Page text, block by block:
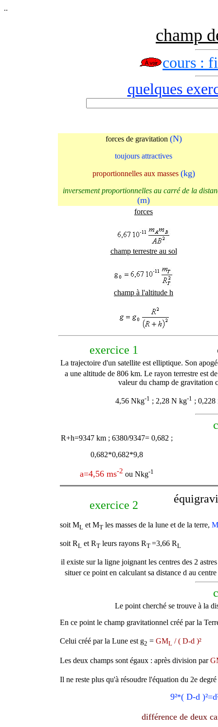
..
champ
cours :
quelques
forces de gravitation (N)
toujours attractives
proportionnelles aux masses (kg)
inversement proportionnelles au carré de la
(m)
forces
champ terrestre au sol
champ à l'altitude h
exercice 1
La trajectoire d'un satellite est elliptique. Son
a une altitude de 806 km. Le rayon terrestre est
valeur du champ de gravitation
4,56 Nkg-1 ; 2,28 N kg-1 ; 0,228
R+h=9347 km ; 6380/9347= 0,682 ;
0,682*0,682*9,8
a=4,56 ms-2 ou Nkg-1
exercice 2
soit ML et MT les masses de la lune et de la terre, M
soit RL et RT leurs rayons RT =3,66 RL
il existe sur la ligne joignant les centres des 2
situer ce point en calculant sa distance d au
Le point cherché se trouve à la
En ce point le champ gravitationnel créé par la
Celui créé par la Lune est g2 = GML / ( D-d )²
Les deux champs sont égaux : après division par
Il ne reste plus qu'à résoudre l'équation du 2e
9²*( D-d
différence de deux